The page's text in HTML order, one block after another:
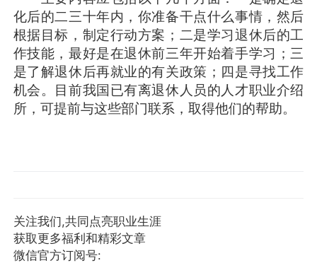
化后的二三十年内，你准备干点什么事情，然后
根据目标，制定行动方案；二是学习退休后的工
作技能，最好是在退休前三年开始着手学习；三
是了解退休后再就业的有关政策；四是寻找工作
机会。目前我国已有离退休人员的人才职业介绍
所，可提前与这些部门联系，取得他们的帮助。
关注我们,共同点亮职业生涯
获取更多福利和精彩文章
微信官方订阅号: